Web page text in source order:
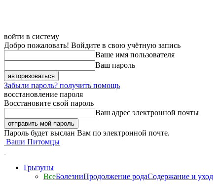
войти в систему
Добро пожаловать! Войдите в свою учётную запись
Ваше имя пользователя
Ваш пароль
Забыли пароль? получить помощь
восстановление пароля
Восстановите свой пароль
Ваш адрес электронной почты
Пароль будет выслан Вам по электронной почте.
Ваши Питомцы
Грызуны
ВсеБолезниПродолжение родаСодержание и уход